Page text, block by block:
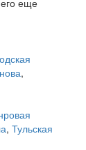
еще
,
, Тульская